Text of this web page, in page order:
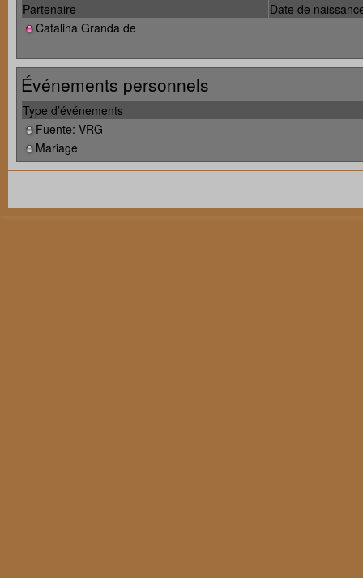
Partenaire
Date de
Catalina Granda de
Événements personnels
Type d’événements
Fuente: VRG
Mariage